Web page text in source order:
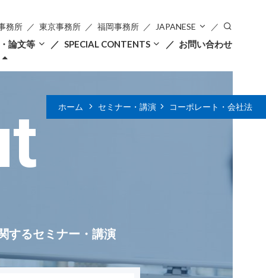
論文等 SPECIAL CONTENTS お問い合わせ
務所 東京事務所 福岡事務所 JAPANESE
ホーム セミナー・講演 コーポレート・会社法
するセミナー・講演